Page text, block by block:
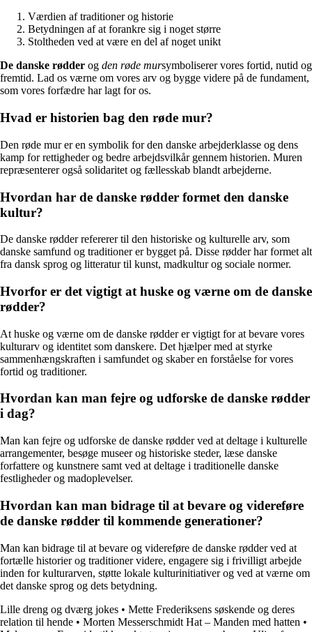
Værdien af traditioner og historie
Betydningen af at forankre sig i noget større
Stoltheden ved at være en del af noget unikt
De danske rødder og den røde mursymboliserer vores fortid, nutid og
fremtid. Lad os værne om vores arv og bygge videre på de fundament,
som vores forfædre har lagt for os.
Hvad er historien bag den røde mur?
Den røde mur er en symbolik for den danske arbejderklasse og dens
kamp for rettigheder og bedre arbejdsvilkår gennem historien. Muren
repræsenterer også solidaritet og fællesskab blandt arbejderne.
Hvordan har de danske rødder formet den danske
kultur?
De danske rødder refererer til den historiske og kulturelle arv, som
danske samfund og traditioner er bygget på. Disse rødder har formet alt
fra dansk sprog og litteratur til kunst, madkultur og sociale normer.
Hvorfor er det vigtigt at huske og værne om de danske
rødder?
At huske og værne om de danske rødder er vigtigt for at bevare vores
kulturarv og identitet som danskere. Det hjælper med at styrke
sammenhængskraften i samfundet og skaber en forståelse for vores
fortid og traditioner.
Hvordan kan man fejre og udforske de danske rødder
i dag?
Man kan fejre og udforske de danske rødder ved at deltage i kulturelle
arrangementer, besøge museer og historiske steder, læse danske
forfattere og kunstnere samt ved at deltage i traditionelle danske
festligheder og madoplevelser.
Hvordan kan man bidrage til at bevare og videreføre
de danske rødder til kommende generationer?
Man kan bidrage til at bevare og videreføre de danske rødder ved at
fortælle historier og traditioner videre, engagere sig i frivilligt arbejde
inden for kulturarven, støtte lokale kulturinitiativer og ved at værne om
det danske sprog og dets betydning.
Lille dreng og dværg jokes • Mette Frederiksens søskende og deres
relation til hende • Morten Messerschmidt Hat – Manden med hatten •